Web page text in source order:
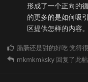
形成了一个正向的
的更多的是如何吸
区提供怎样的内容。
腊肠还是甜的好吃觉得
mkmkmksky 回复了此帖